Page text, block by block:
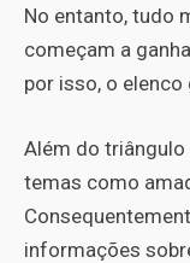
No entanto, tudo
começam a
por isso, o
Além do
temas como
informações